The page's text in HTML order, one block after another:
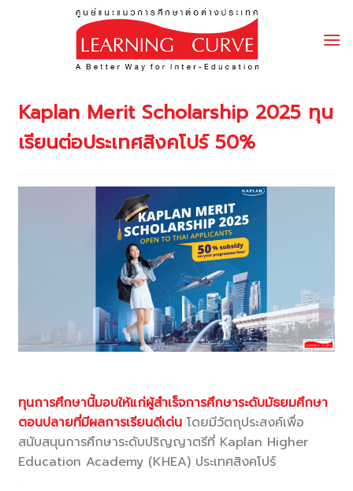
Kaplan Merit Scholarship 2025 ทุน
เรียนต่อประเทศสิงคโปร์ 50%
ทุนการศึกษานี้มอบให้แก่ผู้สำเร็จการศึกษาระดับมัธยมศึกษา
ตอนปลายที่มีผลการเรียนดีเด่น โดยมีวัตถุประสงค์เพื่อ
สนับสนุนการศึกษาระดับปริญญาตรีที่ Kaplan Higher
Education Academy (KHEA) ประเทศสิงคโปร์